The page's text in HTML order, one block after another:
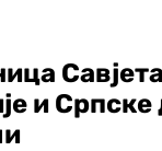
и Српске